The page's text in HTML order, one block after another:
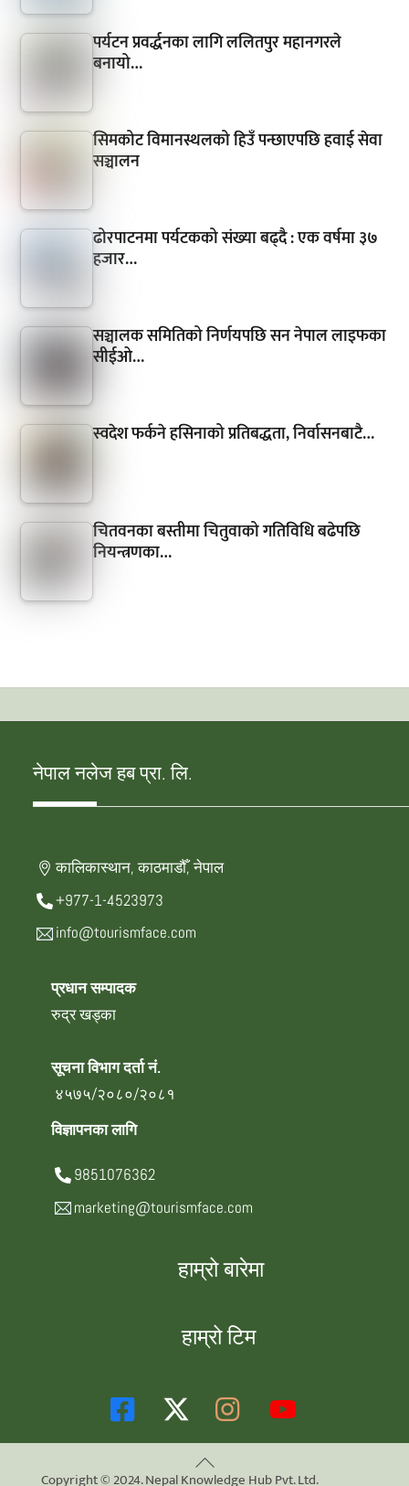
पर्यटन प्रवर्द्धनका लागि ललितपुर महानगरले
बनायो…
सिमकोट विमानस्थलको हिउँ पन्छाएपछि हवाई सेवा
सञ्चालन
ढोरपाटनमा पर्यटकको संख्या बढ्दै : एक वर्षमा ३७
हजार…
सञ्चालक समितिको निर्णयपछि सन नेपाल लाइफका
सीईओ…
स्वदेश फर्कने हसिनाको प्रतिबद्धता, निर्वासनबाटै…
चितवनका बस्तीमा चितुवाको गतिविधि बढेपछि
नियन्त्रणका…
नेपाल नलेज हब प्रा. लि.
कालिकास्थान, काठमाडौँ, नेपाल
+977-1-4523973
info@tourismface.com
प्रधान सम्पादक
रुद्र खड्का
सूचना विभाग दर्ता नं.
४५७५/२०८०/२०८१
विज्ञापनका लागि
9851076362
marketing@tourismface.com
हाम्रो बारेमा
हाम्रो टिम
Back
Copyright © 2024. Nepal Knowledge Hub Pvt. Ltd.